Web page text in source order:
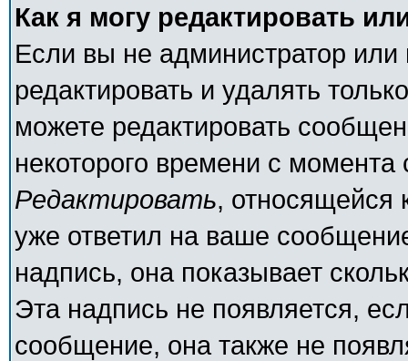
Как я могу редактировать
Если вы не администратор
редактировать и удалять
можете редактировать
некоторого времени с
Редактировать, относящейся
уже ответил на ваше
надпись, она показывает
Эта надпись не появляется,
сообщение, она также не